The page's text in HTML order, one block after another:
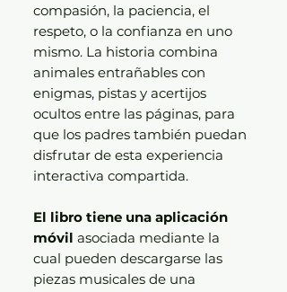
compasión, la paciencia, el
respeto, o la confianza en uno
mismo. La historia combina
animales entrañables con
enigmas, pistas y acertijos
ocultos entre las páginas, para
que los padres también puedan
disfrutar de esta experiencia
interactiva compartida.
El libro tiene una aplicación
móvil asociada mediante la
cual pueden descargarse las
piezas musicales de una